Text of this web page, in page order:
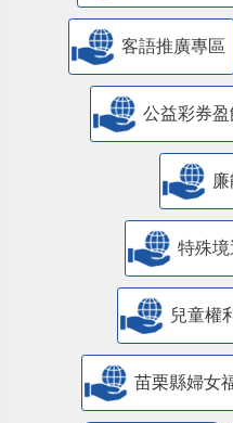
客語推廣專區
公益彩券
特殊
兒童權
苗栗縣婦女